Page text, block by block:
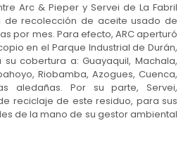
Arc & Pieper y Servei de La Fabril
de recolección de aceite usado de
por mes. Para efecto, ARC aperturó
en el Parque Industrial de Durán,
cobertura a: Guayaquil, Machala,
Riobamba, Azogues, Cuenca,
aledañas. Por su parte, Servei,
reciclaje de este residuo, para sus
de la mano de su gestor ambiental